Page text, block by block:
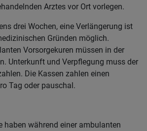
Arztes vor Ort vorlegen.
drei Wochen, eine Verlängerung ist
Gründen möglich.
Vorsorgekuren müssen in der
Unterkunft und Verpflegung muss der
Die Kassen zahlen einen
Tag oder pauschal.
haben während einer ambulanten